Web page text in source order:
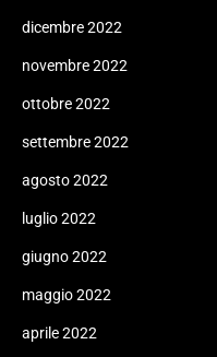
dicembre 2022
novembre 2022
ottobre 2022
settembre 2022
agosto 2022
luglio 2022
giugno 2022
maggio 2022
aprile 2022